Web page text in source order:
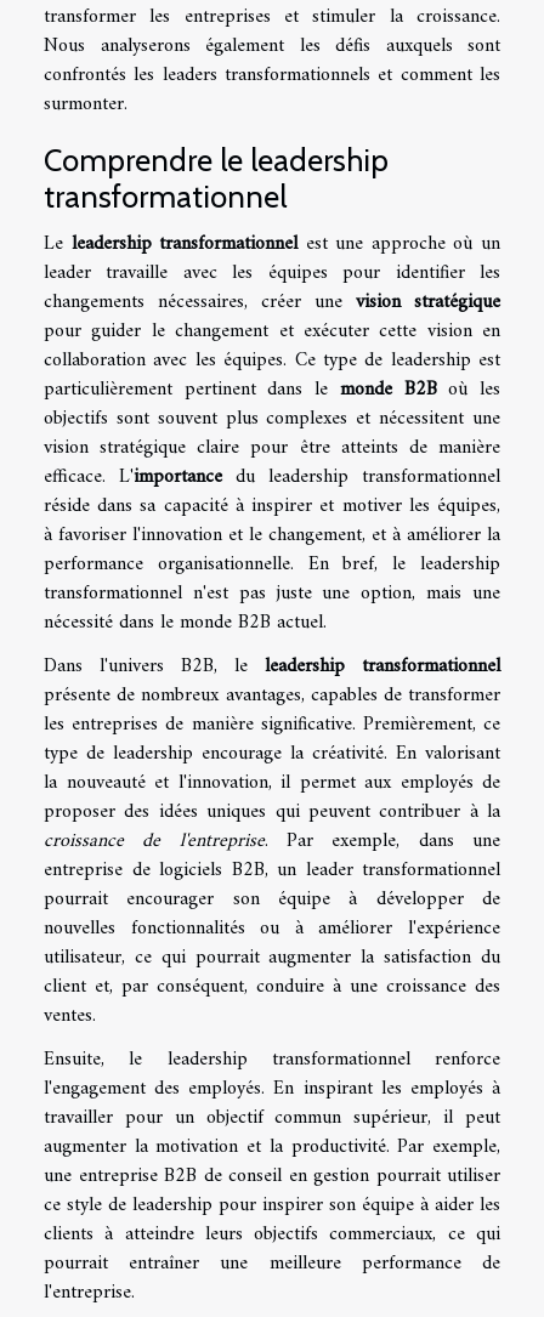
transformer les entreprises et stimuler la croissance.
Nous analyserons également les défis auxquels sont
confrontés les leaders transformationnels et comment les
surmonter.
Comprendre le leadership
transformationnel
Le leadership transformationnelest une approche où un
leader travaille avec les équipes pour identifier les
changements nécessaires, créer une vision stratégique
pour guider le changement et exécuter cette vision en
collaboration avec les équipes. Ce type de leadership est
particulièrement pertinent dans le monde B2Boù les
objectifs sont souvent plus complexes et nécessitent une
vision stratégique claire pour être atteints de manière
efficace. L'importancedu leadership transformationnel
réside dans sa capacité à inspirer et motiver les équipes,
à favoriser l'innovation et le changement, et à améliorer la
performance organisationnelle. En bref, le leadership
transformationnel n'est pas juste une option, mais une
nécessité dans le monde B2B actuel.
Dans l'univers B2B, le leadership transformationnel
présente de nombreux avantages, capables de transformer
les entreprises de manière significative. Premièrement, ce
type de leadership encourage la créativité. En valorisant
la nouveauté et l'innovation, il permet aux employés de
proposer des idées uniques qui peuvent contribuer à la
croissance de l'entreprise. Par exemple, dans une
entreprise de logiciels B2B, un leader transformationnel
pourrait encourager son équipe à développer de
nouvelles fonctionnalités ou à améliorer l'expérience
utilisateur, ce qui pourrait augmenter la satisfaction du
client et, par conséquent, conduire à une croissance des
ventes.
Ensuite, le leadership transformationnel renforce
l'engagement des employés. En inspirant les employés à
travailler pour un objectif commun supérieur, il peut
augmenter la motivation et la productivité. Par exemple,
une entreprise B2B de conseil en gestion pourrait utiliser
ce style de leadership pour inspirer son équipe à aider les
clients à atteindre leurs objectifs commerciaux, ce qui
pourrait entraîner une meilleure performance de
l'entreprise.